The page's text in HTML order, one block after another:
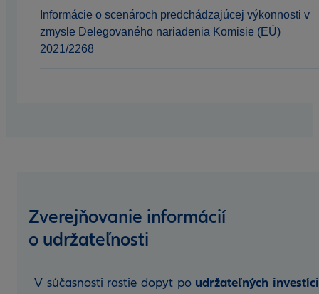
Informácie o scenároch predchádzajúcej výkonnosti v
zmysle Delegovaného nariadenia Komisie (EÚ)
2021/2268
Zverejňovanie informácií
o udržateľnosti
V súčasnosti rastie dopyt po udržateľných